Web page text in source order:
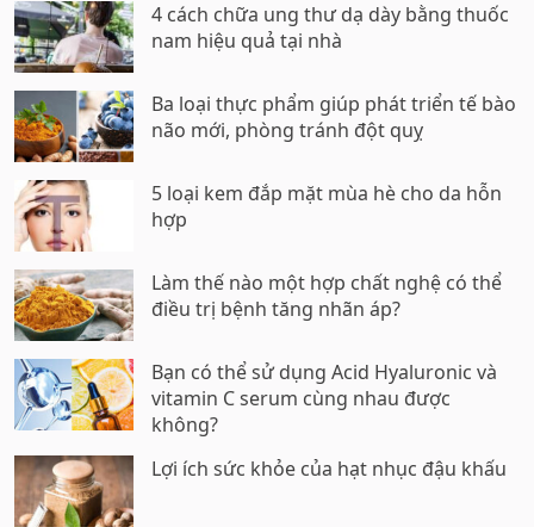
4 cách chữa ung thư dạ dày bằng thuốc
nam hiệu quả tại nhà
Ba loại thực phẩm giúp phát triển tế bào
não mới, phòng tránh đột quỵ
5 loại kem đắp mặt mùa hè cho da hỗn
hợp
Làm thế nào một hợp chất nghệ có thể
điều trị bệnh tăng nhãn áp?
Bạn có thể sử dụng Acid Hyaluronic và
vitamin C serum cùng nhau được
không?
Lợi ích sức khỏe của hạt nhục đậu khấu